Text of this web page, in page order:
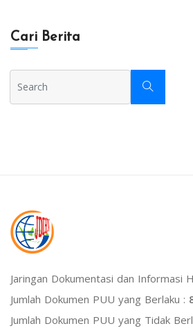
Cari Berita
Jaringan Dokumentasi dan Informasi
Jumlah Dokumen PUU yang Berlaku :
Jumlah Dokumen PUU yang Tidak